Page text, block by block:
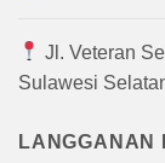
Jl. Veteran
Sulawesi
LANGGANAN